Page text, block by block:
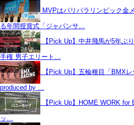
MVPはパリパラリンピック金
る年間授賞式「ジャパンサ…
【Pick Up】中井飛馬が5年ぶ
手権 男子エリート…
【Pick Up】五輪種目「BMX
produced by …
【Pick Up】HOME WORK
ッ…